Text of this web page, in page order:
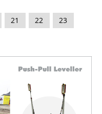
21 22
23